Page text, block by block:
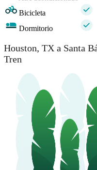
Bicicleta
Dormitorio
Houston, TX a Santa
Tren